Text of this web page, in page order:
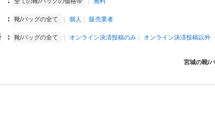
： 靴/バッグの全て 個人 販売業者
： 靴/バッグの全て オンライン決済投稿のみ オンライン決済投稿以外
宮城の靴/